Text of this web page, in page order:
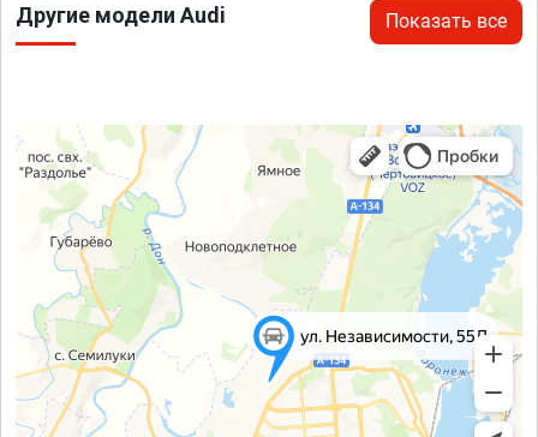
Другие модели Audi Показать все